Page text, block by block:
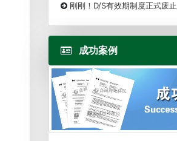
刚刚！D/S有效期制度正式废止
成功案例